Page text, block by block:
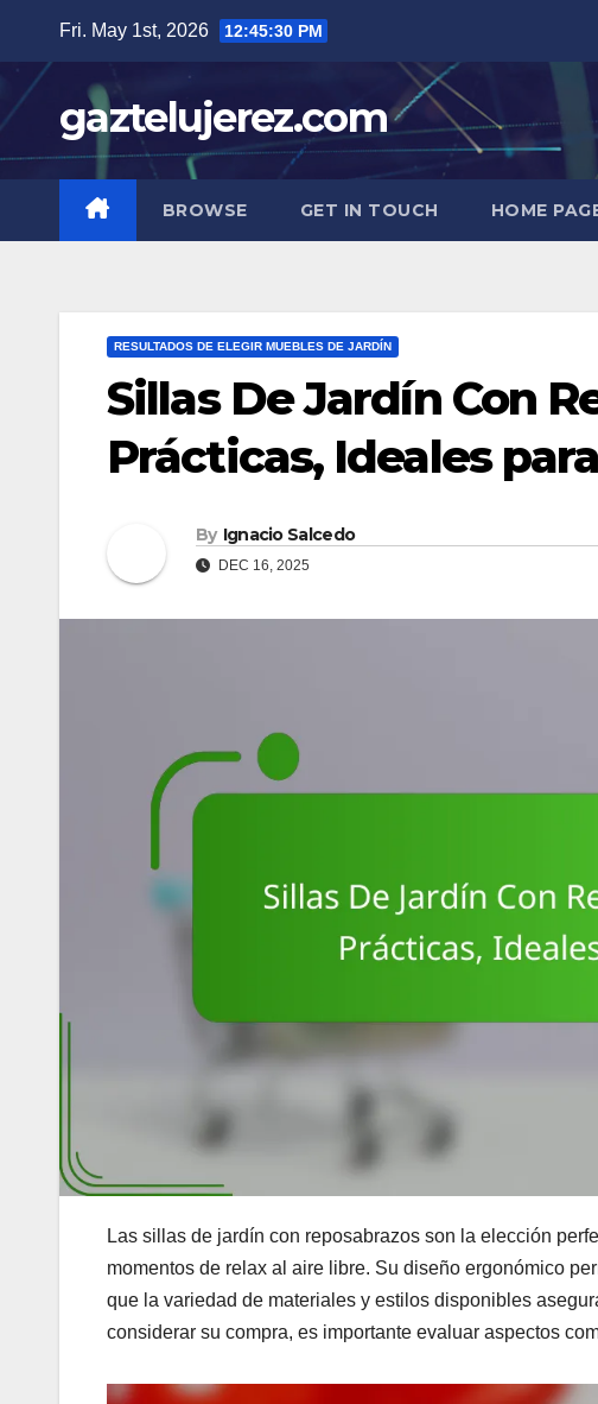
content
Fri. May 1st, 2026 12:45:31 PM
gaztelujerez.com
BROWSE GET IN TOUCH HOME
RESULTADOS DE ELEGIR MUEBLES DE JARDÍN
Sillas De Jardín Con
Prácticas, Ideales
By Ignacio Salcedo
DEC 16, 2025
Las sillas de jardín con reposabrazos son la elección
momentos de relax al aire libre. Su diseño ergonómico
que la variedad de materiales y estilos disponibles
considerar su compra, es importante evaluar aspectos